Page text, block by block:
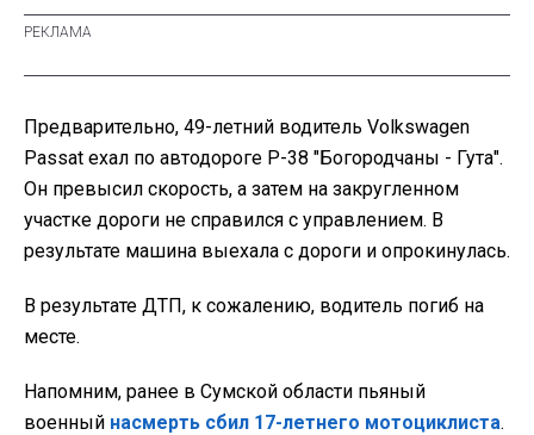
Предварительно, 49-летний водитель Volkswagen
Passat ехал по автодороге Р-38 "Богородчаны - Гута".
Он превысил скорость, а затем на закругленном
участке дороги не справился с управлением. В
результате машина выехала с дороги и опрокинулась.
В результате ДТП, к сожалению, водитель погиб на
месте.
Напомним, ранее в Сумской области пьяный
военный насмерть сбил 17-летнего мотоциклиста.